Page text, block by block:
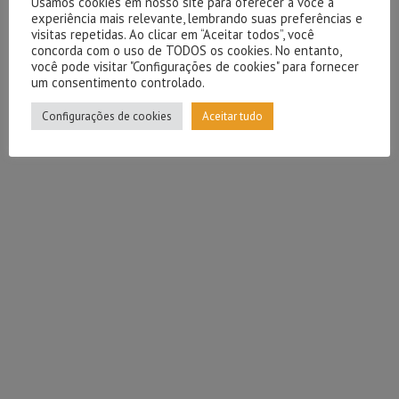
experiência mais relevante, lembrando suas preferências e
visitas repetidas. Ao clicar em “Aceitar todos”, você
concorda com o uso de TODOS os cookies. No entanto,
você pode visitar "Configurações de cookies" para fornecer
um consentimento controlado.
Configurações de cookies Aceitar tudo